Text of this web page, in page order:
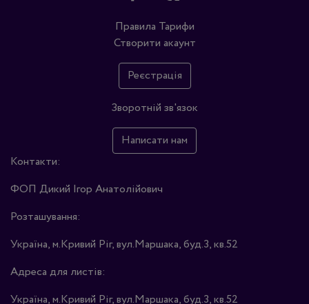
Правила Тарифи
Створити акаунт
Реєстрація
Зворотній зв'язок
Написати нам
Контакти:
ФОП Дикий Ігор Анатолійович
Розташування:
Україна, м.Кривий Ріг, вул.Маршака, буд.3, кв.52
Адреса для листів:
Україна, м.Кривий Ріг, вул.Маршака, буд.3, кв.52